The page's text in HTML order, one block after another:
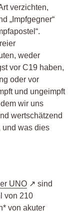
verzichten,
„Impfgegner“
weder
vor C19 haben,
oder vor
und ungeimpft
wir uns
wertschätzend
und was dies
UNO
sind
von 210
von akuter